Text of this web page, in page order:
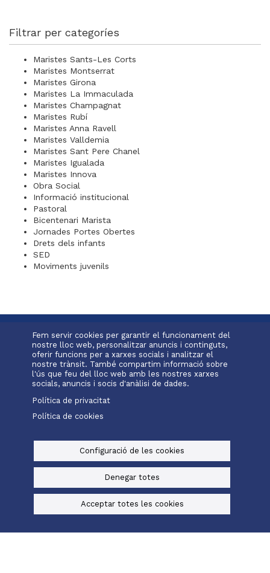
Filtrar per categoríes
Maristes Sants-Les Corts
Maristes Montserrat
Maristes Girona
Maristes La Immaculada
Maristes Champagnat
Maristes Rubí
Maristes Anna Ravell
Maristes Valldemia
Maristes Sant Pere Chanel
Maristes Igualada
Maristes Innova
Obra Social
Informació institucional
Pastoral
Bicentenari Marista
Jornades Portes Obertes
Drets dels infants
SED
Moviments juvenils
Fem servir cookies per garantir el funcionament del
nostre lloc web, personalitzar anuncis i continguts,
oferir funcions per a xarxes socials i analitzar el
nostre trànsit. També compartim informació sobre
l'ús que feu del lloc web amb les nostres xarxes
socials, anuncis i socis d'anàlisi de dades.
Política de privacitat
Política de cookies
Configuració de les cookies
Denegar totes
Acceptar totes les cookies
Menu
L'escola Projecte educatiu
Oferta educativa
Serveis i extraescolars
Pastoral Matrícula